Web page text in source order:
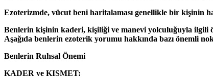
Ezoterizmde, vücut beni haritalaması genellikle bir kişinin
Benlerin kişinin kaderi, kişiliği ve manevi yolculuğuyla ilgili
Aşağıda benlerin ezoterik yorumu hakkında bazı önemli
Benlerin Ruhsal Önemi
KADER ve KISMET: